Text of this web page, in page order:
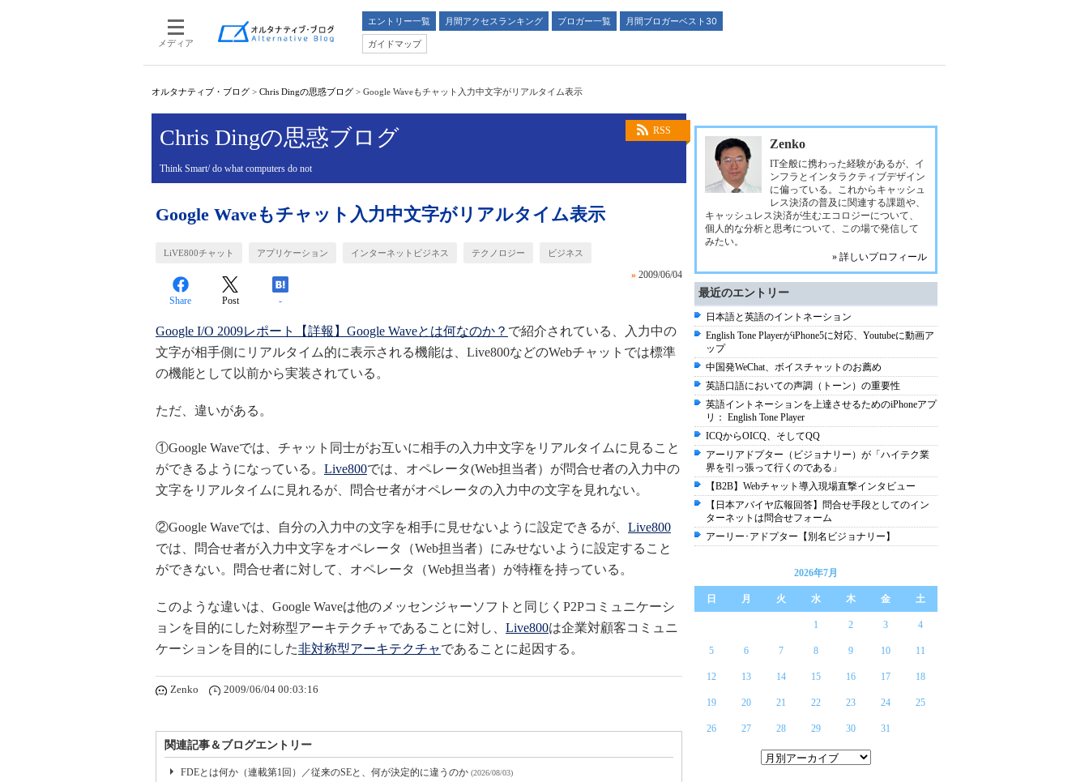
メディア
エントリー一覧 月間アクセスランキング ブロガー一覧
月間ブロガーベスト30
ガイドマップ
オルタナティブ・ブログ > Chris Dingの思惑ブログ > Google Waveもチャット入力中文字がリアルタイム表示
RSS
Chris Dingの思惑ブログ
Think Smart/ do what computers do not
Google Waveもチャット入力中文字がリアルタイム表示
LiVE800チャット アプリケーション インターネットビジネス テクノロジー ビジネス
» 2009/06/04
Share Post -
Google I/O 2009レポート【詳報】Google Waveとは何なのか？ で紹介されている、入力中の
文字が相手側にリアルタイム的に表示される機能は、Live800などのWebチャットでは標準
の機能として以前から実装されている。
ただ、違いがある。
①Google Waveでは、チャット同士がお互いに相手の入力中文字をリアルタイムに見ること
ができるようになっている。 Live800では、オペレータ(Web担当者）が問合せ者の入力中の
文字をリアルタイムに見れるが、問合せ者がオペレータの入力中の文字を見れない。
②Google Waveでは、自分の入力中の文字を相手に見せないように設定できるが、 Live800
では、問合せ者が入力中文字をオペレータ（Web担当者）にみせないように設定すること
ができない。問合せ者に対して、オペレータ（Web担当者）が特権を持っている。
このような違いは、Google Waveは他のメッセンジャーソフトと同じくP2Pコミュニケーシ
ョンを目的にした対称型アーキテクチャであることに対し、 Live800は企業対顧客コミュニ
ケーションを目的にした非対称型アーキテクチャであることに起因する。
Zenko 2009/06/04 00:03:16
関連記事＆ブログエントリー
FDEとは何か（連載第1回）／従来のSEと、何が決定的に違うのか (2026/08/03)
Zenko
IT全般に携わった経験があるが、イ
ンフラとインタラクティブデザイン
に偏っている。これからキャッシュ
レス決済の普及に関連する課題や、
キャッシュレス決済が生むエコロジーについて、
個人的な分析と思考について、この場で発信して
みたい。
» 詳しいプロフィール
最近のエントリー
日本語と英語のイントネーション
English Tone PlayerがiPhone5に対応、Youtubeに動画ア
ップ
中国発WeChat、ボイスチャットのお薦め
英語口語においての声調（トーン）の重要性
英語イントネーションを上達させるためのiPhoneアプ
リ： English Tone Player
ICQからOICQ、そしてQQ
アーリアドプター（ビジョナリー）が「ハイテク業
界を引っ張って行くのである」
【B2B】Webチャット導入現場直撃インタビュー
【日本アバイヤ広報回答】問合せ手段としてのイン
ターネットは問合せフォーム
アーリー･アドプター【別名ビジョナリー】
2026年7月
日 月 火 水 木 金 土
1 2 3 4
5 6 7 8 9 10 11
12 13 14 15 16 17 18
19 20 21 22 23 24 25
26 27 28 29 30 31